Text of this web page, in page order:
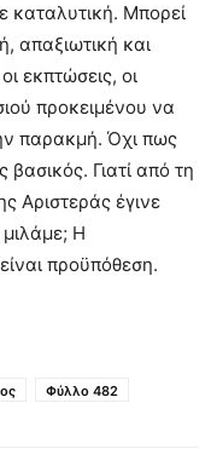
καταλυτική. Μπορεί
απαξιωτική και
εκπτώσεις, οι
προκειμένου να
παρακμή. Όχι πως
βασικός. Γιατί από τη
Αριστεράς έγινε
μιλάμε; Η
προϋπόθεση.
Φύλλο 482